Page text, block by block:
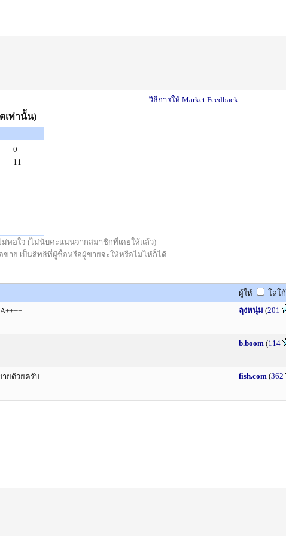
วิธีการให้ Market Feedback
เท่านั้น)
0
11
ม่พอใจ (ไม่นับคะแนนจากสมาชิกที่เคยให้แล้ว)
อขาย เป็นสิทธิที่ผู้ซื้อหรือผู้ขายจะให้หรือไม่ไห้ก็ได้
ผู้ให้ โลโก้
ลุงหนุ่ม (201
b.boom (114
ายด้วยครับ
fish.com (362